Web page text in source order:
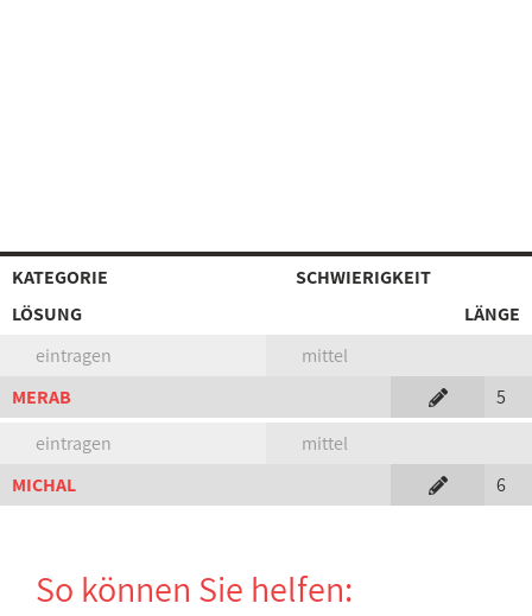
KATEGORIE
SCHWIERIGKEIT
LÖSUNG
LÄNGE
eintragen
mittel
MERAB
5
eintragen
mittel
MICHAL
6
So können Sie helfen: